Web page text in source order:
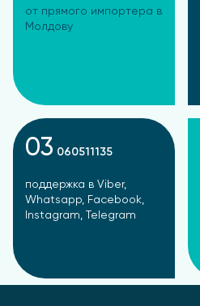
от прямого импортера в
Молдову
03 060511135
поддержка в Viber,
Whatsapp, Facebook,
Instagram, Telegram